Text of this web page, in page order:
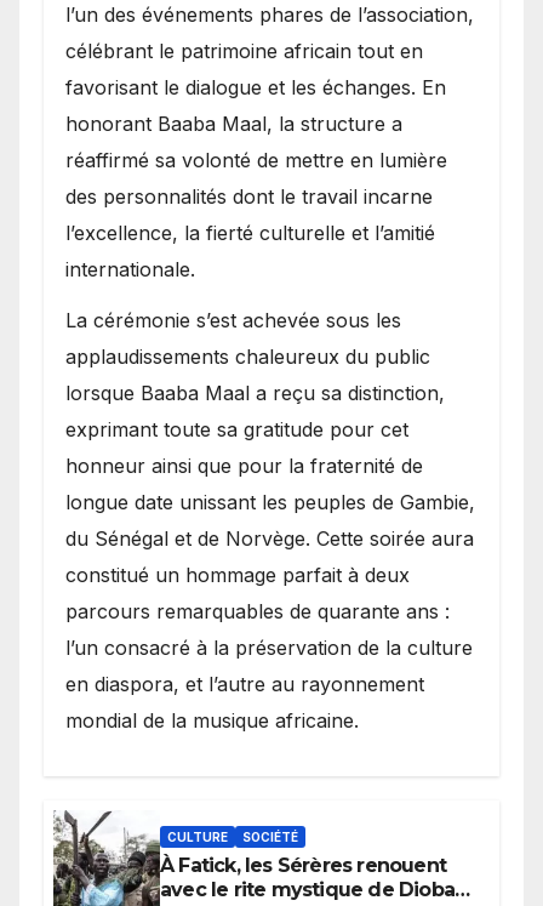
l’un des événements phares de l’association,
célébrant le patrimoine africain tout en
favorisant le dialogue et les échanges. En
honorant Baaba Maal, la structure a
réaffirmé sa volonté de mettre en lumière
des personnalités dont le travail incarne
l’excellence, la fierté culturelle et l’amitié
internationale.
​La cérémonie s’est achevée sous les
applaudissements chaleureux du public
lorsque Baaba Maal a reçu sa distinction,
exprimant toute sa gratitude pour cet
honneur ainsi que pour la fraternité de
longue date unissant les peuples de Gambie,
du Sénégal et de Norvège. Cette soirée aura
constitué un hommage parfait à deux
parcours remarquables de quarante ans :
l’un consacré à la préservation de la culture
en diaspora, et l’autre au rayonnement
mondial de la musique africaine.
CULTURE SOCIÉTÉ
À Fatick, les Sérères renouent
avec le rite mystique de Diobaye